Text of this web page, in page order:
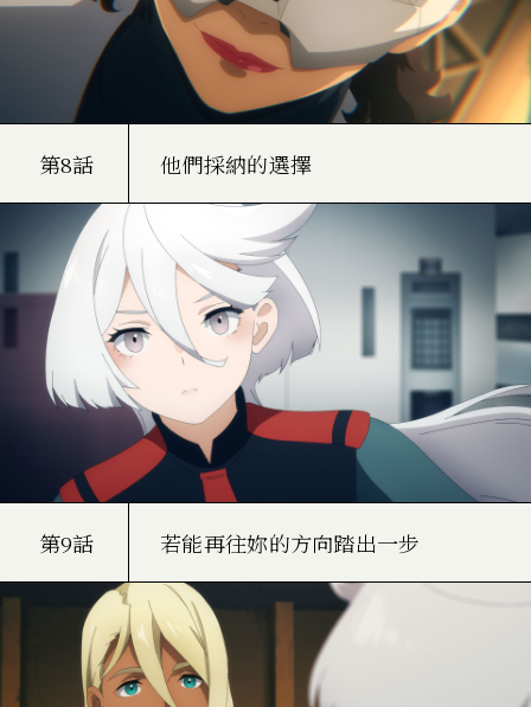
第8話 他們採納的選擇
第9話 若能再往妳的方向踏出一步